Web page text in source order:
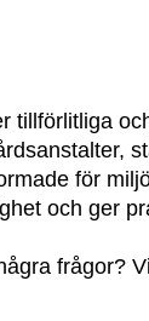
tillförlitliga
för
och ger
frågor?